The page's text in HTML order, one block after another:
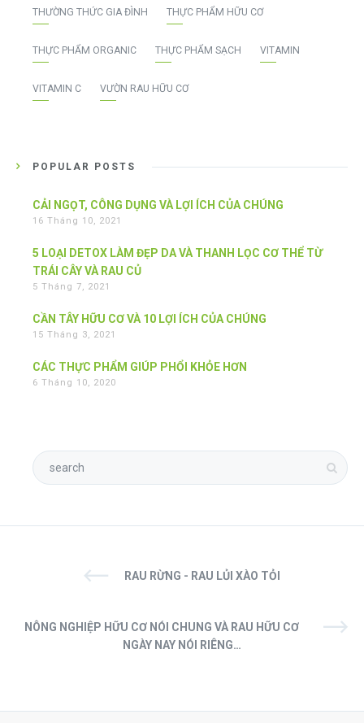
THƯỜNG THỨC GIA ĐÌNH THỰC PHẨM HỮU CƠ
THỰC PHẨM ORGANIC THỰC PHẨM SẠCH VITAMIN
VITAMIN C VƯỜN RAU HỮU CƠ
POPULAR POSTS
CẢI NGỌT, CÔNG DỤNG VÀ LỢI ÍCH CỦA CHÚNG
16 Tháng 10, 2021
5 LOẠI DETOX LÀM ĐẸP DA VÀ THANH LỌC CƠ THỂ TỪ
TRÁI CÂY VÀ RAU CỦ
5 Tháng 7, 2021
CẦN TÂY HỮU CƠ VÀ 10 LỢI ÍCH CỦA CHÚNG
15 Tháng 3, 2021
CÁC THỰC PHẨM GIÚP PHỔI KHỎE HƠN
6 Tháng 10, 2020
RAU RỪNG - RAU LỦI XÀO TỎI
NÔNG NGHIỆP HỮU CƠ NÓI CHUNG VÀ RAU HỮU CƠ
NGÀY NAY NÓI RIÊNG…